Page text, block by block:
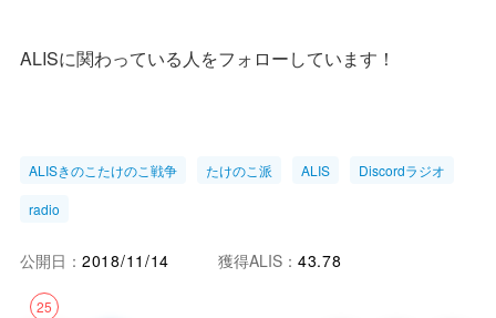
ALISに関わっている人をフォローしています！
ALISきのこたけのこ戦争 たけのこ派 ALIS Discordラジオ
radio
25
公開日： 2018/11/14 獲得ALIS： 43.78